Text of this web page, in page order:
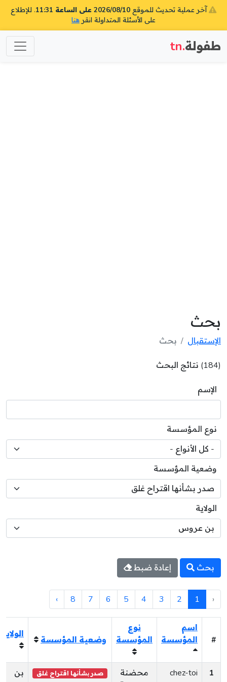
آخر عملية تحديث للموقع 2026/08/10 على الساعة 11:31
. للإطلاع
على الأسئلة المتداولة انقر هنا
طفولة.tn
بحث
الإستقبال بحث
(184) نتائج البحث
الإسم
نوع المؤسسة
وضعية المؤسسة
الولاية
بحث إعادة ضبط
‹
1
2
3
4
5
6
7
8
›
#
اسم
المؤسسة
نوع
المؤسسة
وضعية المؤسسة
الولاية
1
chez-toi
محضنة
صدر بشأنها اقتراح غلق
بن